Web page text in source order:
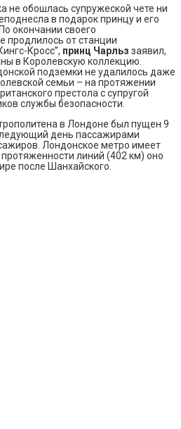
не обошлась супружеской чете ни
в подарок принцу и его
окончании своего
продлилось от станции
Кросс”, принц Чарльз заявил,
в Королевскую коллекцию.
подземки не удалилось даже
семьи – на протяжении
престола с супругой
службы безопасности.
в Лондоне был пущен 9
день пассажирами
Лондонское метро имеет
линий (402 км) оно
после Шанхайского.